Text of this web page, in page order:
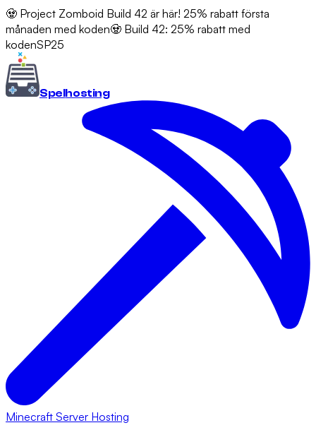
🧟 Project Zomboid Build 42 är här! 25% rabatt första
månaden med koden🧟 Build 42: 25% rabatt med
kodenSP25
Spelhosting
Minecraft Server Hosting